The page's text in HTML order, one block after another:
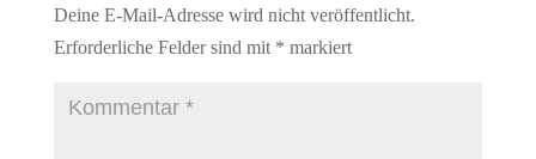
Deine E-Mail-Adresse wird nicht veröffentlicht.
Erforderliche Felder sind mit * markiert